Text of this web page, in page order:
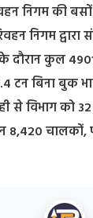
निगम की बसों
निगम द्वारा
कुल 4901
टन बिना बुक
से विभाग को
8,420 चालकों,